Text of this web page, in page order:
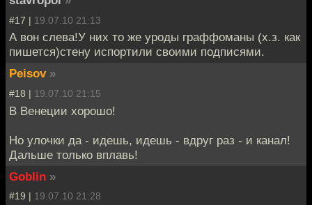
#17 | 19.07.10 21:13
А вон слева!У них то же уроды граффоманы (х.з. как
пишется)стену испортили своими подписями.
Peisov »
#18 | 19.07.10 21:15
В Венеции хорошо!
Но улочки да - идешь, идешь - вдруг раз - и канал!
Дальше только вплавь!
Goblin »
#19 | 19.07.10 21:28